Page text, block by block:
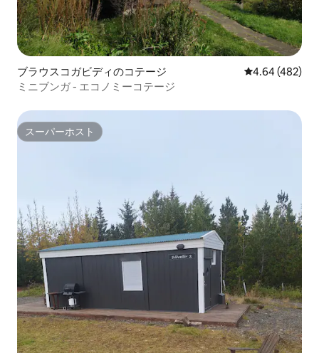
ブラウスコガビディのコテージ レビュー482
4.64 (482)
ミニブンガ - エコノミーコテージ
スーパーホスト
スーパーホスト